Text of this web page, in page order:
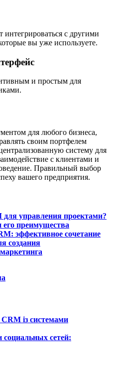
с другими
вы уже используете.
и простым для
для любого бизнеса,
своим портфелем
систему для
с клиентами и
Правильный выбор
вашего предприятия.
для управления проектами?
его преимущества
эффективное сочетание
создания
із системами
сетей: